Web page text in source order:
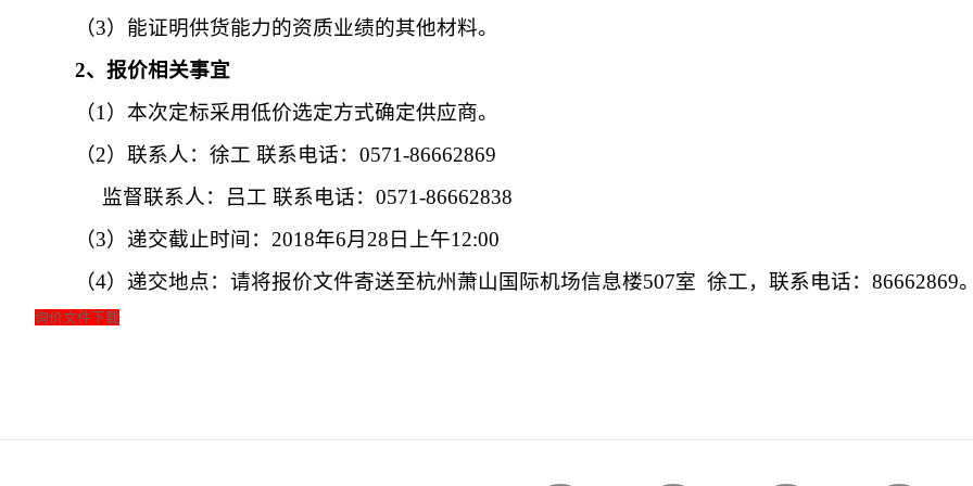
（3）能证明供货能力的资质业绩的其他材料。
2、报价相关事宜
（1 ）本次定标采用低价选定方式确定供应商。
（2）联系人：徐工 联系电话：0571-86662869
监督联系人：吕工 联系电话：0571-86662838
（3）递交截止时间： 2018年6月 28 日上午12:00
（4）递交地点：请将报价文件寄送至杭州萧山国际机场信息楼507室 徐工，联系电话：86662869
询价文件下载